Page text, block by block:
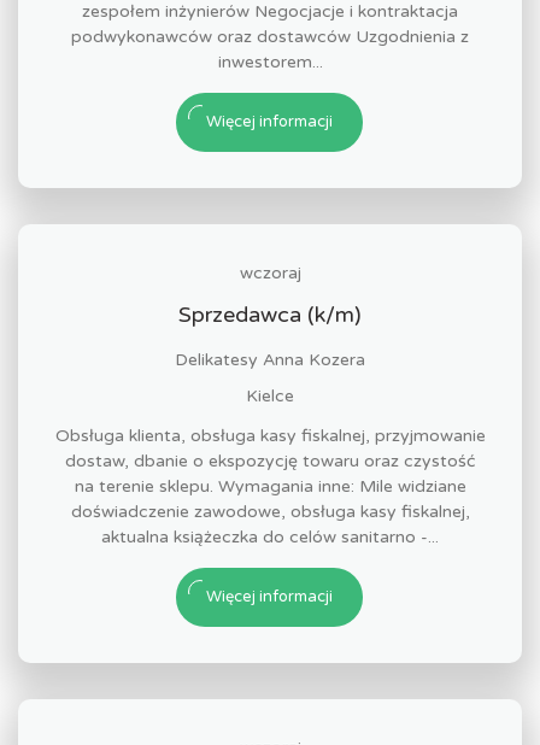
zespołem inżynierów Negocjacje i kontraktacja
podwykonawców oraz dostawców Uzgodnienia z
inwestorem...
Więcej informacji
wczoraj
Sprzedawca (k/m)
Delikatesy Anna Kozera
Kielce
Obsługa klienta, obsługa kasy fiskalnej, przyjmowanie
dostaw, dbanie o ekspozycję towaru oraz czystość
na terenie sklepu. Wymagania inne: Mile widziane
doświadczenie zawodowe, obsługa kasy fiskalnej,
aktualna książeczka do celów sanitarno -...
Więcej informacji